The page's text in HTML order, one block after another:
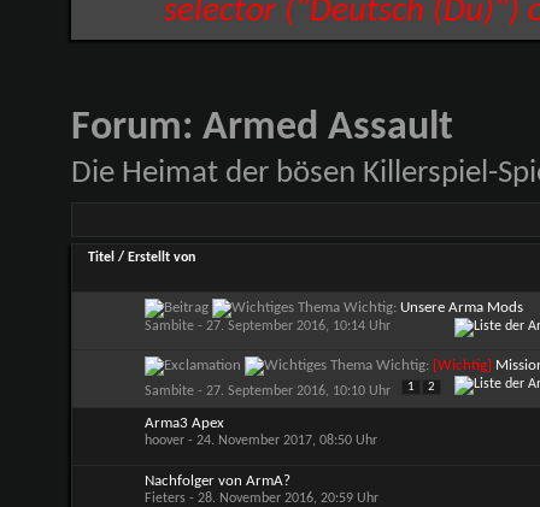
selector ("Deutsch (Du)")
Forum: Armed Assault
Die Heimat der bösen Killerspiel-
Titel / Erstellt von
Wichtig: Unsere Arma Mods
Sambite- 27. September 2016, 10:14 Uhr
Wichtig: [Wichtig]
Sambite- 27. September 2016, 10:10 Uhr 1 2
Arma3 Apex
hoover- 24. November 2017, 08:50 Uhr
Nachfolger von ArmA?
Fieters- 28. November 2016, 20:59 Uhr